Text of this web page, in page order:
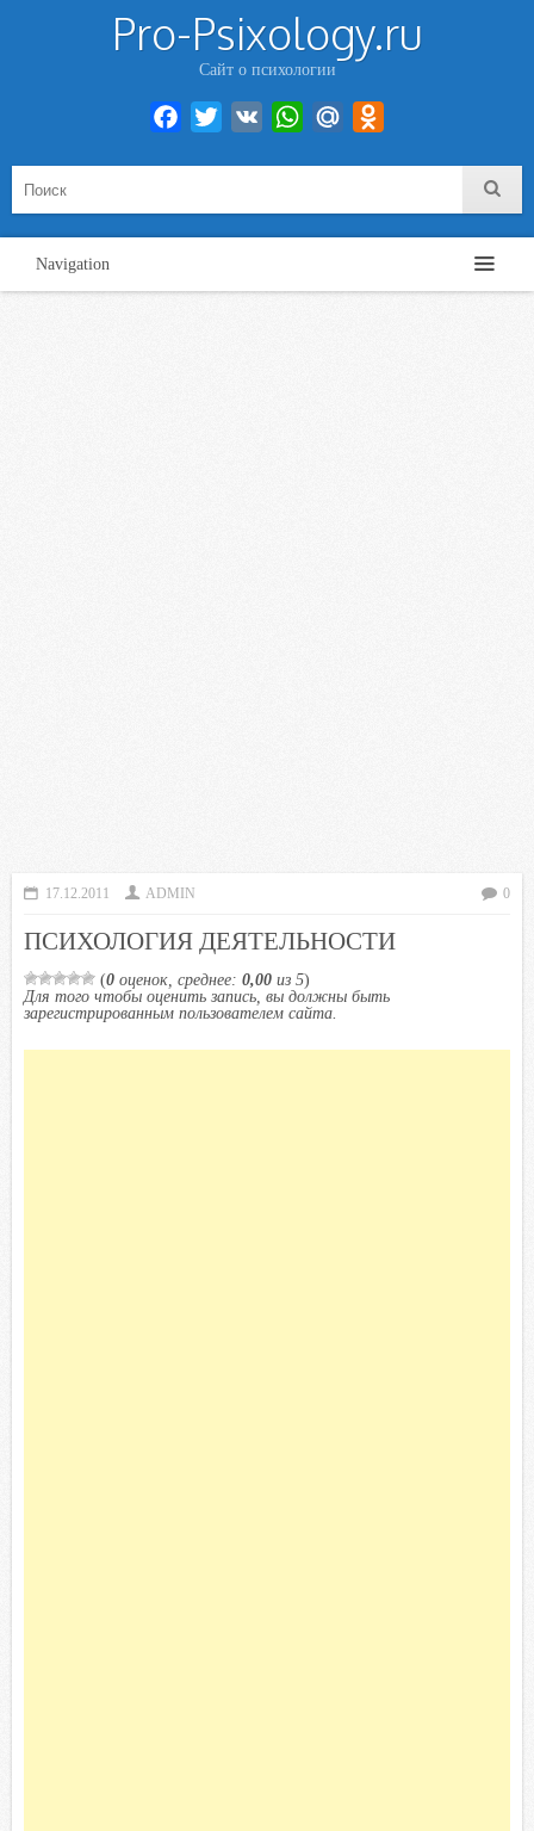
Pro-Psixology.ru
Сайт о психологии
Facebook
Twitter VK WhatsAppMail.Ru
Navigation
17.12.2011 ADMIN 0
ПСИХОЛОГИЯ ДЕЯТЕЛЬНОСТИ
(0 оценок, среднее: 0,00 из 5)
Для того чтобы оценить запись, вы должны быть
зарегистрированным пользователем сайта.